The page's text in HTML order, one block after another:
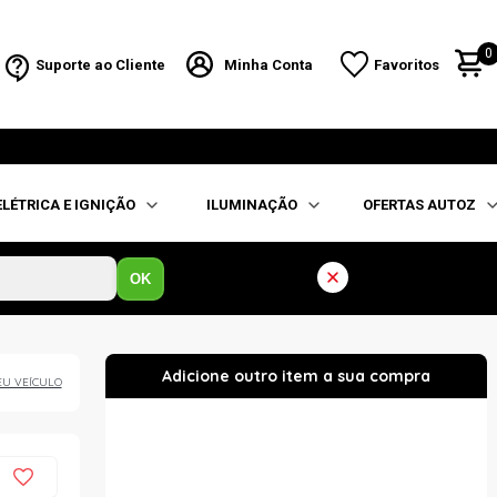
Suporte ao Cliente Minha Conta Favoritos
0
E IGNIÇÃO ILUMINAÇÃO OFERTAS AUTOZ
OK
VEÍCULO